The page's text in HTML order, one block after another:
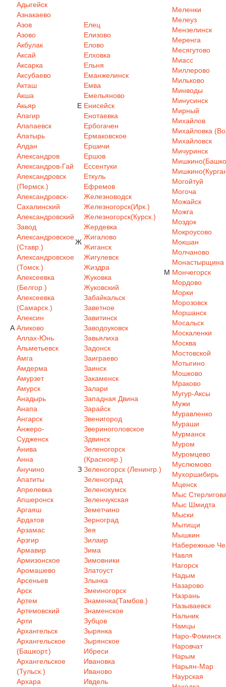
А
Адыгейск
Азнакаево
Азов
Азово
Акбулак
Аксай
Аксарка
Аксубаево
Акташ
Акша
Акьяр
Алагир
Алапаевск
Алатырь
Алдан
Александров
Александров-Гай
Александровск
(Пермск.)
Александровск-
Сахалинский
Александровский
Завод
Александровское
(Ставр.)
Александровское
(Томск.)
Алексеевка
(Белгор.)
Алексеевка
(Самарск.)
Алексин
Аликово
Аллах-Юнь
Альметьевск
Амга
Амдерма
Амурзет
Амурск
Анадырь
Анапа
Ангарск
Анжеро-
Судженск
Анива
Анна
Анучино
Апатиты
Апрелевка
Апшеронск
Аргаяш
Ардатов
Арзамас
Арзгир
Армавир
Армизонское
Аромашево
Арсеньев
Арск
Артем
Артемовский
Арти
Архангельск
Архангельское
(Башкорт.)
Архангельское
(Тульск.)
Архара
Е
Елец
Елизово
Елово
Елховка
Ельня
Еманжелинск
Емва
Емельяново
Енисейск
Енотаевка
Ербогачен
Ермаковское
Ершичи
Ершов
Ессентуки
Еткуль
Ефремов
Ж
Железноводск
Железногорск(Ирк.)
Железногорск(Курск.)
Жердевка
Жигалово
Жиганск
Жигулевск
Жиздра
Жуковка
Жуковский
З
Забайкальск
Заветное
Завитинск
Заводоуковск
Завьялиха
Задонск
Заиграево
Заинск
Закаменск
Залари
Западная Двина
Зарайск
Звенигород
Звериноголовское
Здвинск
Зеленогорск
(Краснояр.)
Зеленогорск (Ленингр.)
Зеленоград
Зеленокумск
Зеленчукская
Земетчино
Зерноград
Зея
Зилаир
Зима
Зимовники
Златоуст
Злынка
Змеиногорск
Знаменка(Тамбов.)
Знаменское
Зубцов
Зырянка
Зырянское
Ибреси
Ивановка
Иваново
Ивдель
М
Меленки
Мелеуз
Мензелинск
Меренга
Месягутово
Миасс
Миллерово
Мильково
Минводы
Минусинск
Мирный
Михайлов
Михайловка
Михайловск
Мичуринск
Могойтуй
Могоча
Можайск
Можга
Моздок
Мокроусово
Мокшан
Молчаново
Монастырщина
Мончегорск
Мордово
Морки
Морозовск
Моршанск
Мосальск
Москаленки
Москва
Мостовской
Мотыгино
Мошково
Мраково
Мугур-Аксы
Мужи
Муравленко
Мураши
Мурманск
Муром
Муромцево
Муслюмово
Мухоршибирь
Мценск
Мыс
Мыс Шмидта
Мыски
Мытищи
Мышкин
Набережные
Навля
Нагорск
Надым
Назарово
Назрань
Называевск
Нальчик
Намцы
Наро-Фоминск
Наровчат
Нарым
Нарьян-Мар
Наурская